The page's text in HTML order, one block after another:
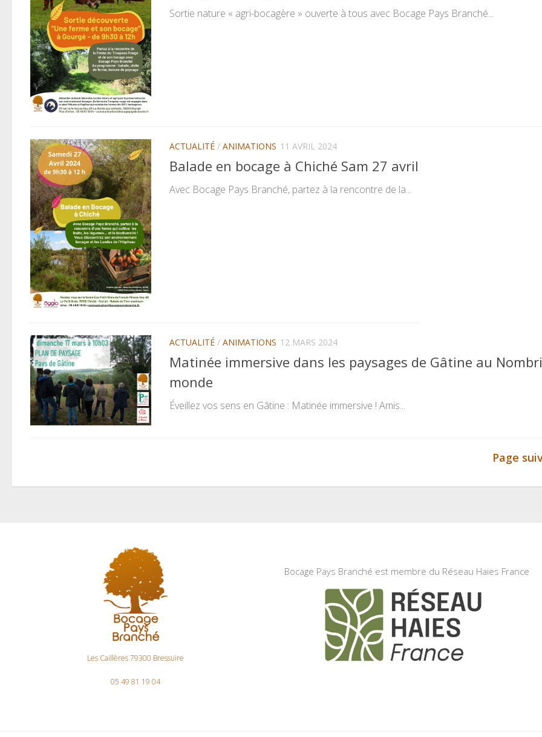
Sortie nature « agri-bocagère » ouverte à tous avec Bocage Pays Branché...
ACTUALITÉ / ANIMATIONS 11 AVRIL 2024
Balade en bocage à Chiché Sam 27 avril
Avec Bocage Pays Branché, partez à la rencontre de la...
ACTUALITÉ / ANIMATIONS 12 MARS 2024
Matinée immersive dans les paysages de Gâtine au
monde
Éveillez vos sens en Gâtine : Matinée immersive ! Amis...
Page
Les Caillères 79300 Bressuire
05 49 81 19 04
Bocage Pays Branché est membre du Réseau Haies France